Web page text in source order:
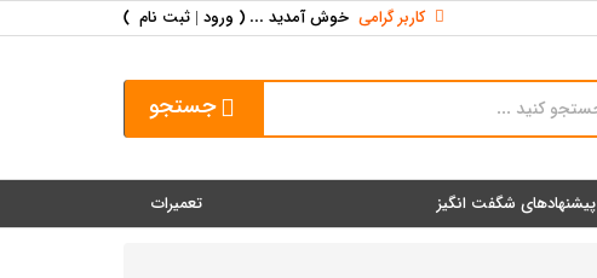
کاربر گرامی خوش آمدید ... ( ورود | ثبت نام )
جستجو
پیشنهادهای شگفت انگیز تعمیرات